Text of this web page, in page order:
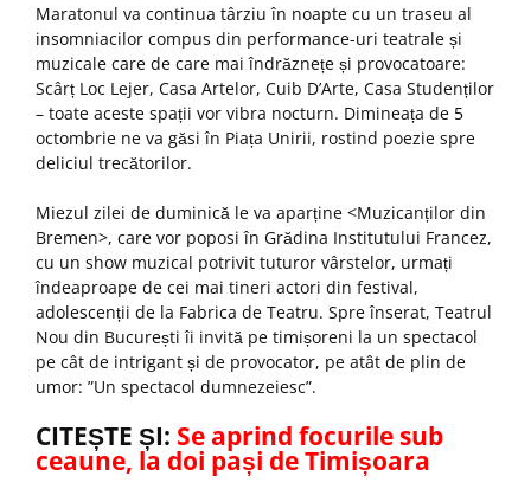
Maratonul va continua târziu în noapte cu un traseu al
insomniacilor compus din performance-uri teatrale și
muzicale care de care mai îndrăznețe și provocatoare:
Scârț Loc Lejer, Casa Artelor, Cuib D’Arte, Casa Studenților
– toate aceste spații vor vibra nocturn. Dimineața de 5
octombrie ne va găsi în Piața Unirii, rostind poezie spre
deliciul trecătorilor.
Miezul zilei de duminică le va aparține <Muzicanților din
Bremen>, care vor poposi în Grădina Institutului Francez,
cu un show muzical potrivit tuturor vârstelor, urmați
îndeaproape de cei mai tineri actori din festival,
adolescenții de la Fabrica de Teatru. Spre înserat, Teatrul
Nou din București îi invită pe timișoreni la un spectacol
pe cât de intrigant și de provocator, pe atât de plin de
umor: ”Un spectacol dumnezeiesc”.
CITEȘTE ȘI: Se aprind focurile sub
ceaune, la doi pași de Timișoara